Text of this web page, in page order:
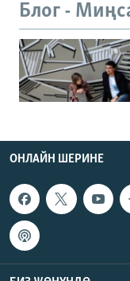
Блог -
ОНЛАЙН ШЕРИНЕ